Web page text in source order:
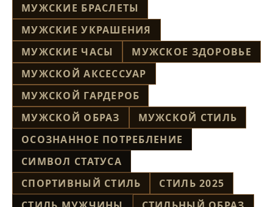
МУЖСКИЕ БРАСЛЕТЫ
МУЖСКИЕ УКРАШЕНИЯ
МУЖСКИЕ ЧАСЫ
МУЖСКОЕ ЗДОРОВЬЕ
МУЖСКОЙ АКСЕССУАР
МУЖСКОЙ ГАРДЕРОБ
МУЖСКОЙ ОБРАЗ
МУЖСКОЙ СТИЛЬ
ОСОЗНАННОЕ ПОТРЕБЛЕНИЕ
СИМВОЛ СТАТУСА
СПОРТИВНЫЙ СТИЛЬ
СТИЛЬ 2025